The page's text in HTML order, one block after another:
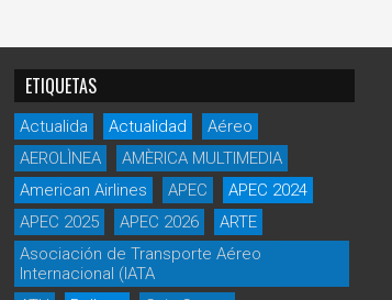
ETIQUETAS
Actualida Actualidad
Aéreo
AEROLÌNEA
AMÈRICA MULTIMEDIA
American Airlines
APEC
APEC 2024
APEC 2025
APEC 2026
ARTE
Asociación de Transporte Aéreo
Internacional (IATA